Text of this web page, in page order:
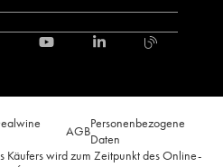
AGBPersonenbezogene
Daten
Käufers wird zum Zeitpunkt des Online-